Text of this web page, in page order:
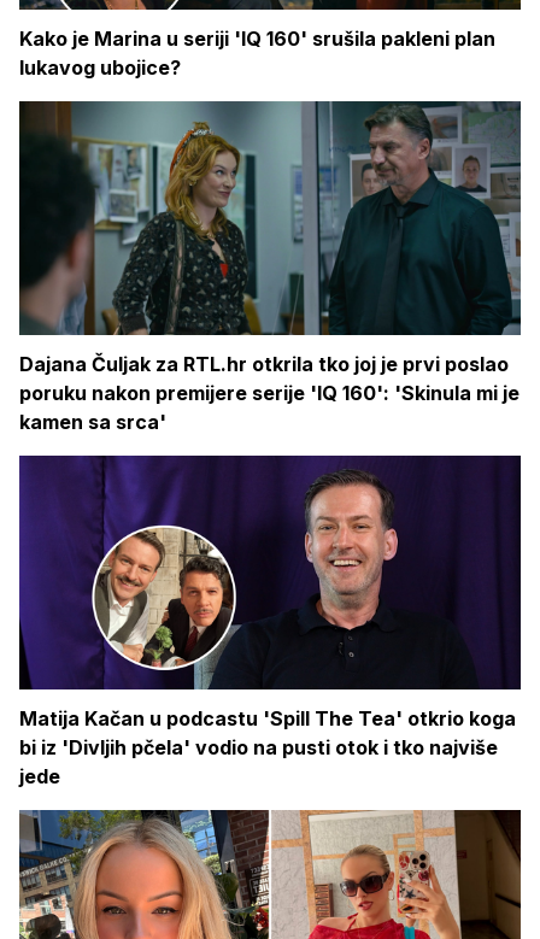
Kako je Marina u seriji 'IQ 160' srušila pakleni plan
lukavog ubojice?
Dajana Čuljak za RTL.hr otkrila tko joj je prvi poslao
poruku nakon premijere serije 'IQ 160': 'Skinula mi je
kamen sa srca'
Matija Kačan u podcastu 'Spill The Tea' otkrio koga
bi iz 'Divljih pčela' vodio na pusti otok i tko najviše
jede